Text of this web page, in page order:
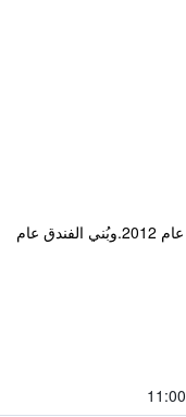
يقع فندق Jagerhorn بين منطقة المشاة الرئيسية، ومدينة Zagreb القديمة، كما يقع على مقرُبة من ساحة Ban Jelacic، وقد شهد أعمال تجديد عام 2012.وبُني الفندق عام
11:00